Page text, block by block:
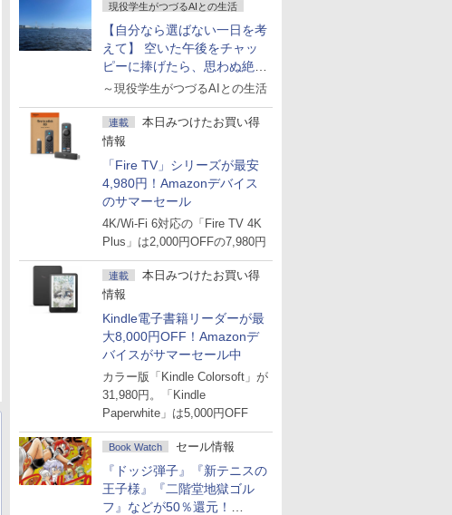
現役学生がつづるAIとの生活
【自分なら選ばない一日を考
えて】 空いた午後をチャッ
ピーに捧げたら、思わぬ絶景
に出会った話
～現役学生がつづるAIとの生活
連載
本日みつけたお買い得
情報
「Fire TV」シリーズが最安
4,980円！Amazonデバイス
のサマーセール
4K/Wi-Fi 6対応の「Fire TV 4K
Plus」は2,000円OFFの7,980円
連載
本日みつけたお買い得
情報
Kindle電子書籍リーダーが最
大8,000円OFF！Amazonデ
バイスがサマーセール中
カラー版「Kindle Colorsoft」が
31,980円。「Kindle
Paperwhite」は5,000円OFF
Book Watch セール情報
『ドッジ弾子』『新テニスの
王子様』『二階堂地獄ゴル
フ』などが50％還元！